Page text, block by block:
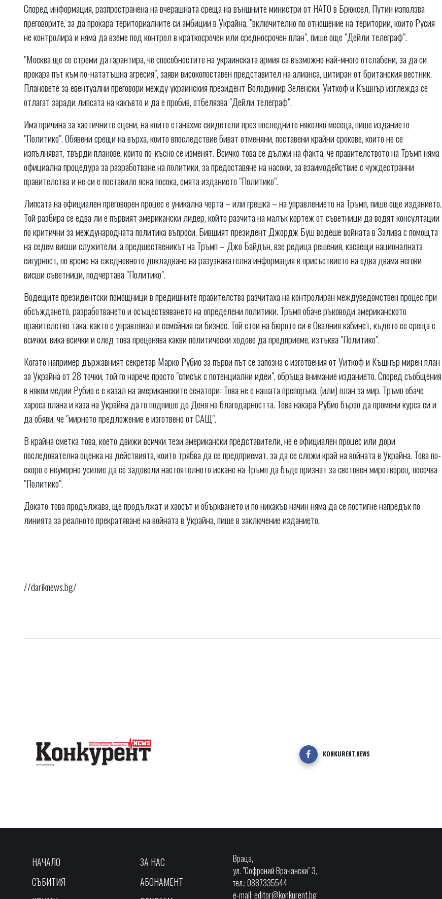
Според информация, разпространена на вчерашната среща на външните министри от НАТО в Брюксел, Путин използва
преговорите, за да прокара териториалните си амбиции в Украйна, "включително по отношение на територии, които Русия
не контролира и няма да вземе под контрол в краткосрочен или средносрочен план", пише още "Дейли телеграф".
"Москва ще се стреми да гарантира, че способностите на украинската армия са възможно най-много отслабени, за да си
прокара път към по-нататъшна агресия", заяви високопоставен представител на алианса, цитиран от британския вестник.
Плановете за евентуални преговори между украинския президент Володимир Зеленски, Уиткоф и Къшнър изглежда се
отлагат заради липсата на какъвто и да е пробив, отбелязва "Дейли телеграф".
Има причина за хаотичните сцени, на които станахме свидетели през последните няколко месеца, пише изданието
"Политико". Обявени срещи на върха, които впоследствие биват отменяни, поставени крайни срокове, които не се
изпълняват, твърди планове, които по-късно се изменят. Всичко това се дължи на факта, че правителството на Тръмп няма
официална процедура за разработване на политики, за предоставяне на насоки, за взаимодействие с чуждестранни
правителства и не си е поставило ясна посока, смята изданието "Политико".
Липсата на официален преговорен процес е уникална черта – или грешка – на управлението на Тръмп, пише още изданието.
Той разбира се едва ли е първият американски лидер, който разчита на малък кортеж от съветници да водят консултации
по критични за международната политика въпроси. Бившият президент Джордж Буш водеше войната в Залива с помощта
на седем висши служители, а предшественикът на Тръмп – Джо Байдън, взе редица решения, касаещи националната
сигурност, по време на ежедневното докладване на разузнавателна информация в присъствието на едва двама негови
висши съветници, подчертава "Политико".
Водещите президентски помощници в предишните правителства разчитаха на контролиран междуведомствен процес при
обсъждането, разработването и осъществяването на определени политики. Тръмп обаче ръководи американското
правителство така, както е управлявал и семейния си бизнес. Той стои на бюрото си в Овалния кабинет, където се среща с
всички, вика всички и след това преценява какви политически ходове да предприеме, изтъква "Политико".
Когато например държавният секретар Марко Рубио за първи път се запозна с изготвения от Уиткоф и Къшнър мирен план
за Украйна от 28 точки, той го нарече просто "списък с потенциални идеи", обръща внимание изданието. Според съобщения
в някои медии Рубио е е казал на американските сенатори: Това не е нашата препоръка, (или) план за мир. Тръмп обаче
хареса плана и каза на Украйна да го подпише до Деня на благодарността. Това накара Рубио бързо да промени курса си и
да обяви, че "мирното предложение е изготвено от САЩ".
В крайна сметка това, което движи всички тези американски представители, не е официален процес или дори
последователна оценка на действията, които трябва да се предприемат, за да се сложи край на войната в Украйна. Това по-
скоро е неуморно усилие да се задоволи настоятелното искане на Тръмп да бъде признат за световен миротворец, посочва
"Политико".
Докато това продължава, ще продължат и хаосът и объркването и по никакъв начин няма да се постигне напредък по
линията за реалното прекратяване на войната в Украйна, пише в заключение изданието.
//dariknews.bg/
KONKURENT.NEWS
НАЧАЛО
СЪБИТИЯ
ЗА НАС
АБОНАМЕНТ
Враца,
ул. "Софроний Врачански" 3,
тел.: 0887335544
e-mail:editor@konkurent.bg